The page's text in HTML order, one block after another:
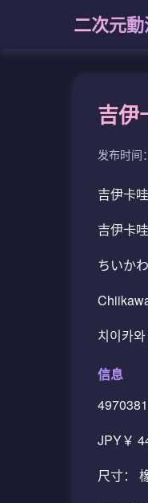
二次元
吉伊
发布时间
吉伊卡
吉伊卡
ちいか
치이카
信息
JPY￥
尺寸：